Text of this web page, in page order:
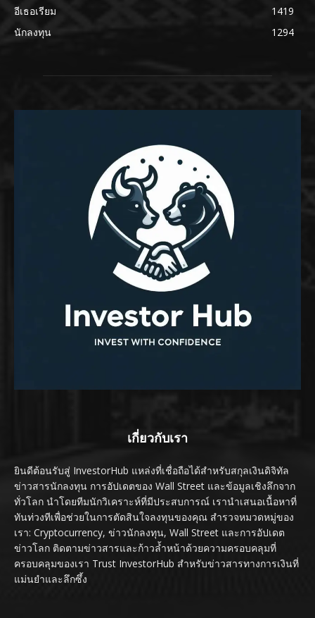
อีเธอเรียม
1419
นักลงทุน
1294
เกี่ยวกับเรา
ยินดีต้อนรับสู่ InvestorHub แหล่งที่เชื่อถือได้สำหรับสกุลเงินดิจิทัล
ข่าวสารนักลงทุน การอัปเดตของ Wall Street และข้อมูลเชิงลึกจาก
ทั่วโลก นำโดยทีมนักวิเคราะห์ที่มีประสบการณ์ เรานำเสนอเนื้อหาที่
ทันท่วงทีเพื่อช่วยในการตัดสินใจลงทุนของคุณ สำรวจหมวดหมู่ของ
เรา: Cryptocurrency, ข่าวนักลงทุน, Wall Street และการอัปเดต
ข่าวโลก ติดตามข่าวสารและก้าวล้ำหน้าด้วยความครอบคลุมที่
ครอบคลุมของเรา Trust InvestorHub สำหรับข่าวสารทางการเงินที่
แม่นยำและลึกซึ้ง